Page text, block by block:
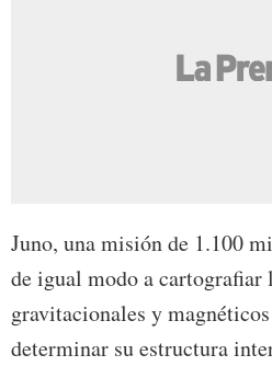
Juno, una misión de 1.100
de igual modo a cartografiar
gravitacionales y
determinar su estructura